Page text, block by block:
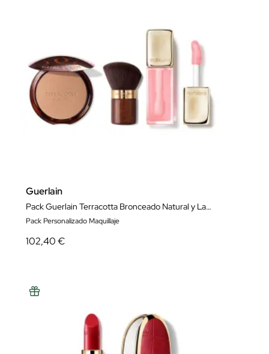
Guerlain
Pack Guerlain Terracotta Bronceado Natural y Labios Luminosos
Pack Personalizado Maquillaje
102,40 €